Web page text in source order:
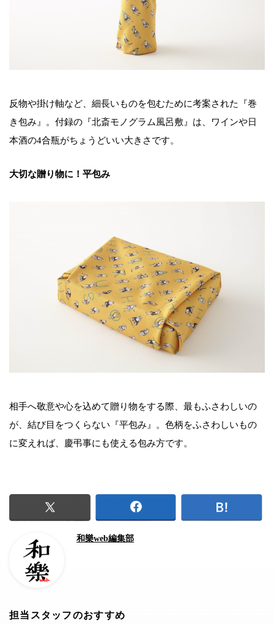
反物や掛け軸など、細長いものを包むために考案された『巻
き包み』。付録の『北斎モノグラム風呂敷』は、ワインや日
本酒の4合瓶がちょうどいい大きさです。
大切な贈り物に！平包み
相手へ敬意や心を込めて贈り物をする際、最もふさわしいの
が、結び目をつくらない『平包み』。色柄をふさわしいもの
に変えれば、慶弔事にも使える包み方です。
和樂web編集部
担当スタッフのおすすめ